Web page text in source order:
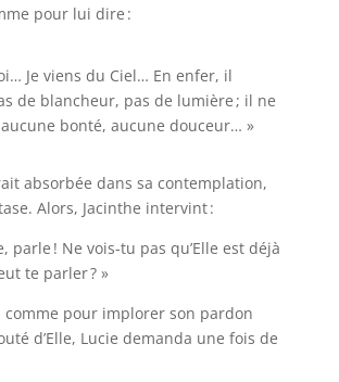
pour lui dire :
Je viens du Ciel… En enfer, il
de blancheur, pas de lumière ; il ne
aucune bonté, aucune douceur… »
absorbée dans sa contemplation,
Alors, Jacinthe intervint :
parle ! Ne vois-tu pas qu’Elle est déjà
te parler ? »
comme pour implorer son pardon
d’Elle, Lucie demanda une fois de